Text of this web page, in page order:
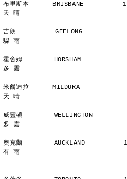
布里斯本      BRISBANE
天 晴
吉朗          GEELONG
驟 雨
霍舍姆        HORSHAM
多 雲
米爾迪拉      MILDURA
天 晴
威靈頓        WELLINGTON
多 雲
奧克蘭        AUCKLAND
有 雨